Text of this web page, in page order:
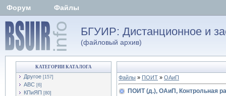
Форум Файлы
БГУИР: Дистанционное и
(файловый архив)
КАТЕГОРИИ КАТАЛОГА
Другое [157]
АВС [6]
КПиЯП [80]
Файлы » ПОИТ » ОАиП
ПОИТ (д.), ОАиП, Контрольная